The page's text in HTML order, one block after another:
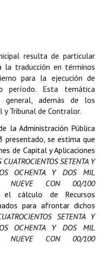
resulta de particular
la traducción en términos
para la ejecución de
período. Esta temática
además de los
y Tribunal de Contralor.
la Administración Pública
presentado, se estima que
de Capital y Aplicaciones
CUATROCIENTOS SETENTA Y
OCHENTA Y DOS MIL
NUEVE CON 00/100
el cálculo de Recursos
para afrontar dichos
SETENTA Y
OCHENTA Y DOS MIL
NUEVE CON 00/100